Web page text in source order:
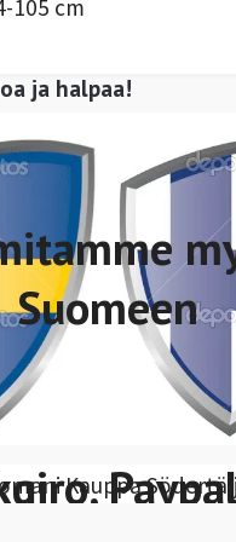
ja halpaa!
Suomeen
105 cm